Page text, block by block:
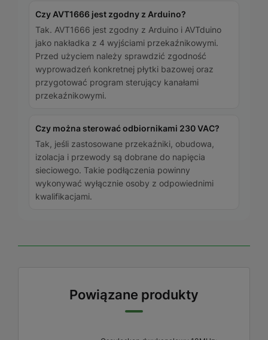
Czy AVT1666 jest zgodny z Arduino?
Tak. AVT1666 jest zgodny z Arduino i AVTduino
jako nakładka z 4 wyjściami przekaźnikowymi.
Przed użyciem należy sprawdzić zgodność
wyprowadzeń konkretnej płytki bazowej oraz
przygotować program sterujący kanałami
przekaźnikowymi.
Czy można sterować odbiornikami 230 VAC?
Tak, jeśli zastosowane przekaźniki, obudowa,
izolacja i przewody są dobrane do napięcia
sieciowego. Takie podłączenia powinny
wykonywać wyłącznie osoby z odpowiednimi
kwalifikacjami.
Powiązane produkty